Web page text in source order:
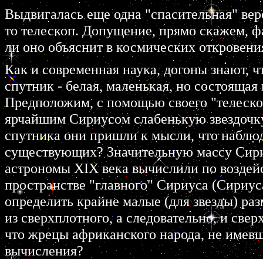
Выдвигалась еще одна "спасительная"
то телескоп. Допущение, прямо скажем,
ли оно объяснит в космических
Как и современная наука, догоны знают,
спутник - белая, маленькая, но
Предположим, с помощью своего
ярчайшим Сириусом слабенькую
спутника они пришли к мысли, что
существующих? Значительную массу
астрономы XIX века вычислили по
пространстве "главного" Сириуса
определить крайне малые (для звезды)
из сверхплотного, а следовательно, и
что жрецы африканского народа, не
вычисления?